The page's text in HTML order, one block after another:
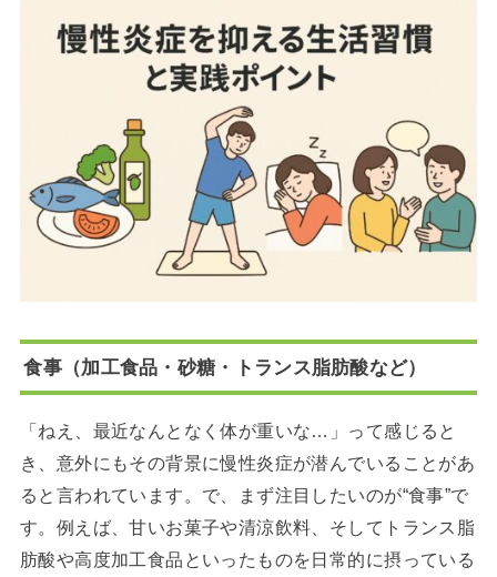
食事（加工食品・砂糖・トランス脂肪酸など）
「ねえ、最近なんとなく体が重いな…」って感じると
き、意外にもその背景に慢性炎症が潜んでいることがあ
ると言われています。で、まず注目したいのが“食事”で
す。例えば、甘いお菓子や清涼飲料、そしてトランス脂
肪酸や高度加工食品といったものを日常的に摂っている